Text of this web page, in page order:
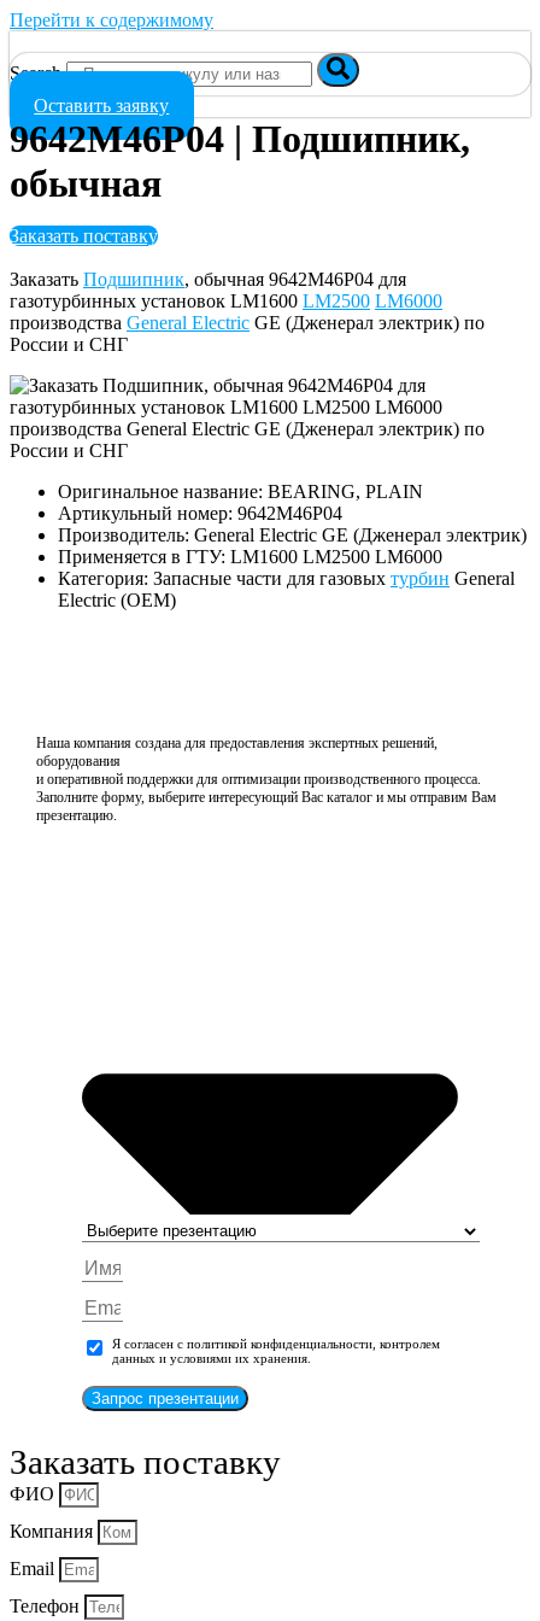
Перейти к содержимому
Search
Оставить заявку
9642M46P04 | Подшипник,
обычная
Заказать поставку
Заказать Подшипник, обычная 9642M46P04 для
газотурбинных установок LM1600 LM2500 LM6000
производства General Electric GE (Дженерал электрик) по
России и СНГ
Оригинальное название: BEARING, PLAIN
Артикульный номер: 9642M46P04
Производитель: General Electric GE (Дженерал электрик)
Применяется в ГТУ: LM1600 LM2500 LM6000
Категория: Запасные части для газовых турбин General
Electric (OEM)
Наша компания создана для предоставления экспертных решений,
оборудования
и оперативной поддержки для оптимизации производственного процесса.
Заполните форму, выберите интересующий Вас каталог и мы отправим Вам
презентацию.
Я согласен с политикой конфиденциальности, контролем
данных и условиями их хранения.
Запрос презентации
Заказать поставку
ФИО
Компания
Email
Телефон